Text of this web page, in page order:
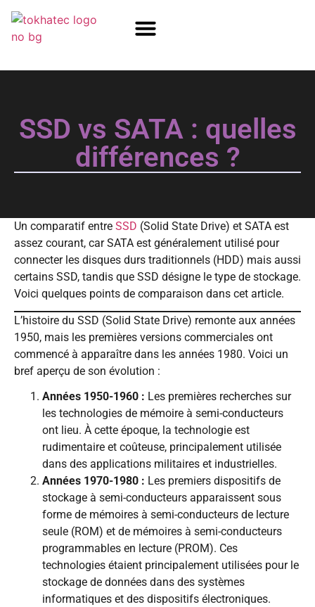
SSD vs SATA : quelles
différences ?
Un comparatif entre SSD (Solid State Drive) et SATA est
assez courant, car SATA est généralement utilisé pour
connecter les disques durs traditionnels (HDD) mais aussi
certains SSD, tandis que SSD désigne le type de stockage.
Voici quelques points de comparaison dans cet article.
L’histoire du SSD (Solid State Drive) remonte aux années
1950, mais les premières versions commerciales ont
commencé à apparaître dans les années 1980. Voici un
bref aperçu de son évolution :
Années 1950-1960 : Les premières recherches sur
les technologies de mémoire à semi-conducteurs
ont lieu. À cette époque, la technologie est
rudimentaire et coûteuse, principalement utilisée
dans des applications militaires et industrielles.
Années 1970-1980 : Les premiers dispositifs de
stockage à semi-conducteurs apparaissent sous
forme de mémoires à semi-conducteurs de lecture
seule (ROM) et de mémoires à semi-conducteurs
programmables en lecture (PROM). Ces
technologies étaient principalement utilisées pour le
stockage de données dans des systèmes
informatiques et des dispositifs électroniques.